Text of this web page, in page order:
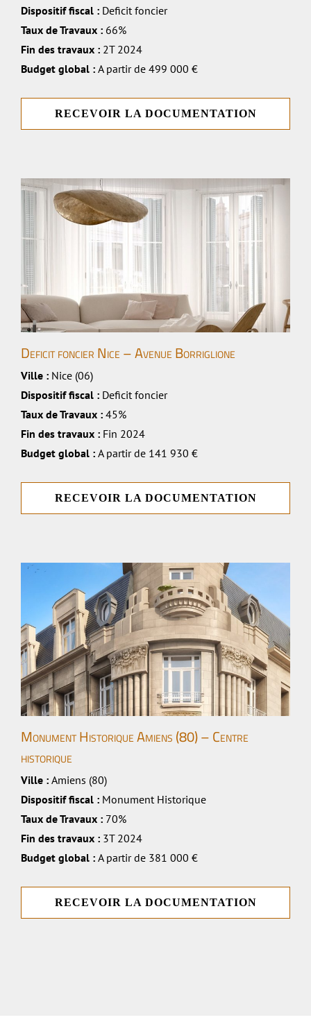
Dispositif fiscal : Deficit foncier
Taux de Travaux : 66%
Fin des travaux : 2T 2024
Budget global : A partir de 499 000 €
RECEVOIR LA DOCUMENTATION
Deficit foncier Nice – Avenue Borriglione
Ville : Nice (06)
Dispositif fiscal : Deficit foncier
Taux de Travaux : 45%
Fin des travaux : Fin 2024
Budget global : A partir de 141 930 €
RECEVOIR LA DOCUMENTATION
Monument Historique Amiens (80) – Centre
historique
Ville : Amiens (80)
Dispositif fiscal : Monument Historique
Taux de Travaux : 70%
Fin des travaux : 3T 2024
Budget global : A partir de 381 000 €
RECEVOIR LA DOCUMENTATION